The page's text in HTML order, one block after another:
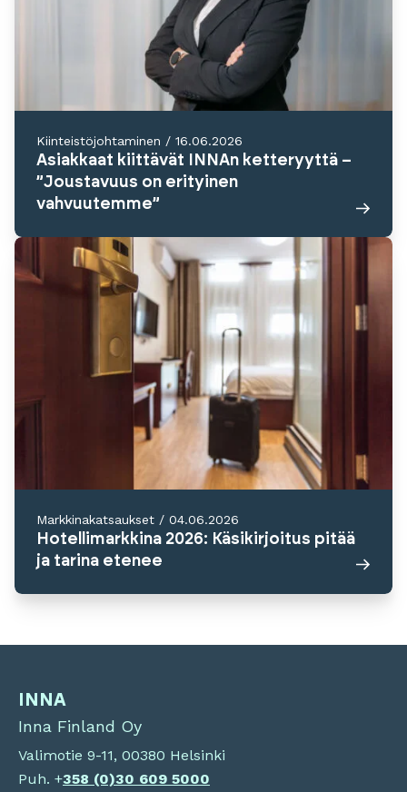
Kiinteistöjohtaminen / 16.06.2026
Asiakkaat kiittävät INNAn ketteryyttä –
”Joustavuus on erityinen
vahvuutemme”
Markkinakatsaukset / 04.06.2026
Hotellimarkkina 2026: Käsikirjoitus pitää
ja tarina etenee
INNA
Inna Finland Oy
Valimotie 9-11, 00380 Helsinki
Puh. +358 (0)30 609 5000